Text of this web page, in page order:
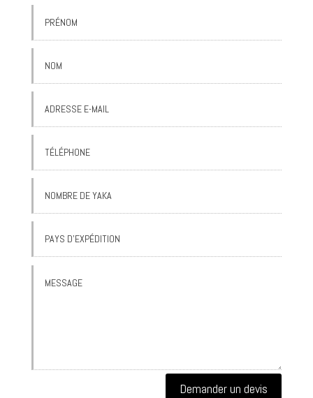
Demander un devis